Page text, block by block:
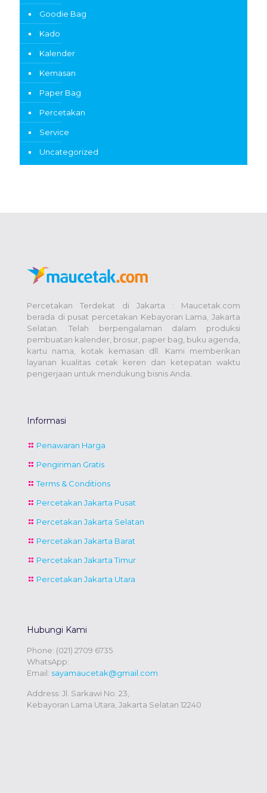
Goodie Bag
Kado
Kalender
Kemasan
Paper Bag
Percetakan
Service
Uncategorized
Percetakan Terdekat di Jakarta : Maucetak.com
berada di pusat percetakan Kebayoran Lama, Jakarta
Selatan. Telah berpengalaman dalam produksi
pembuatan kalender, brosur, paper bag, buku agenda,
kartu nama, kotak kemasan dll. Kami memberikan
layanan kualitas cetak keren dan ketepatan waktu
pengerjaan untuk mendukung bisnis Anda.
Informasi
Penawaran Harga
Pengiriman Gratis
Terms & Conditions
Percetakan Jakarta Pusat
Percetakan Jakarta Selatan
Percetakan Jakarta Barat
Percetakan Jakarta Timur
Percetakan Jakarta Utara
Hubungi Kami
Phone: (021) 2709 6735
WhatsApp:
Email: sayamaucetak@gmail.com
Address: Jl. Sarkawi No. 23,
Kebayoran Lama Utara, Jakarta Selatan 12240